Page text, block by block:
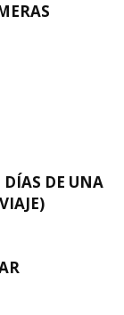
DÍAS DE UNA